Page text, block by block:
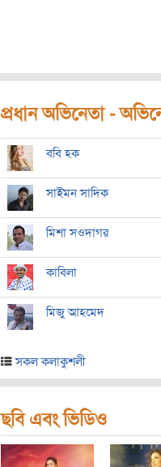
প্রধান অভিনেতা -
ববি হক
সাইমন সাদিক
মিশা সওদাগর
কাবিলা
মিজু আহমেদ
সকল কলাকুশলী
ছবি এবং ভিডিও